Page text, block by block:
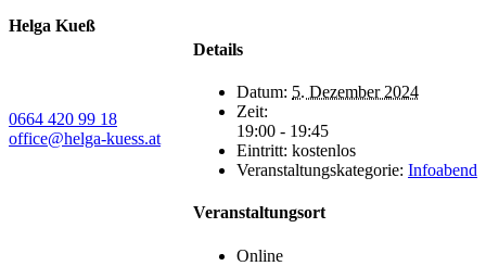
Details
Datum: 5. Dezember 2024
Zeit:
19:00 - 19:45
Eintritt: kostenlos
Veranstaltungskategorie: Infoabend
Veranstaltungsort
Online
Helga Kueß
0664 420 99 18
office@helga-kuess.at